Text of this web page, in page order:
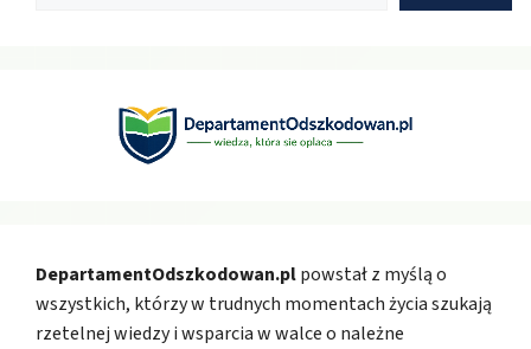
DepartamentOdszkodowan.plpowstał z myślą o
wszystkich, którzy w trudnych momentach życia szukają
rzetelnej wiedzy i wsparcia w walce o należne